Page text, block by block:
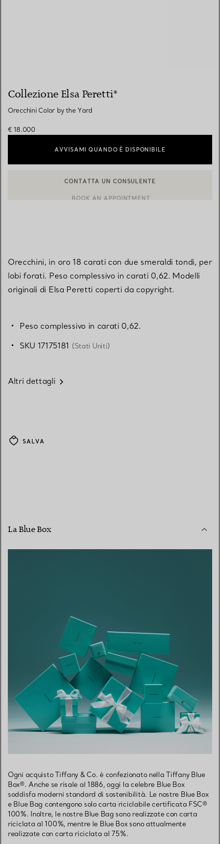
Collezione Elsa Peretti®
Orecchini Color by the Yard
€ 18.000
AVVISAMI QUANDO È DISPONIBILE
BOOK AN APPOINTMENT
Orecchini, in oro 18 carati con due smeraldi tondi, per
lobi forati. Peso complessivo in carati 0,62. Modelli
originali di Elsa Peretti coperti da copyright.
Peso complessivo in carati 0,62.
SKU 17175181 (Stati Uniti)
Altri dettagli
SALVA
La Blue Box
Ogni acquisto Tiffany & Co. è confezionato nella Tiffany Blue
Box®. Anche se risale al 1886, oggi la celebre Blue Box
soddisfa moderni standard di sostenibilità. Le nostre Blue Box
e Blue Bag contengono solo carta riciclabile certificata FSC®
100%. Inoltre, le nostre Blue Bag sono realizzate con carta
riciclata al 100%, mentre le Blue Box sono attualmente
realizzate con carta riciclata al 75%.